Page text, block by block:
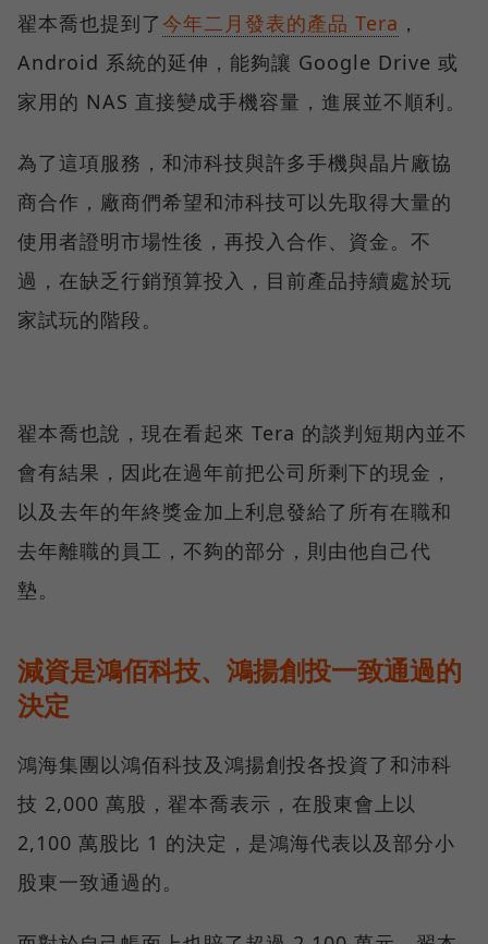
翟本喬也提到了今年二月發表的產品 Tera ，
Android 系統的延伸，能夠讓 Google Drive 或
家用的 NAS 直接變成手機容量，進展並不順利。
為了這項服務，和沛科技與許多手機與晶片廠協
商合作，廠商們希望和沛科技可以先取得大量的
使用者證明市場性後，再投入合作、資金。不
過，在缺乏行銷預算投入，目前產品持續處於玩
家試玩的階段。
翟本喬也說，現在看起來 Tera 的談判短期內並不
會有結果，因此在過年前把公司所剩下的現金，
以及去年的年終獎金加上利息發給了所有在職和
去年離職的員工，不夠的部分，則由他自己代
墊。
減資是鴻佰科技、鴻揚創投一致通過的
決定
鴻海集團以鴻佰科技及鴻揚創投各投資了和沛科
技 2,000 萬股，翟本喬表示，在股東會上以
2,100 萬股比 1 的決定，是鴻海代表以及部分小
股東一致通過的。